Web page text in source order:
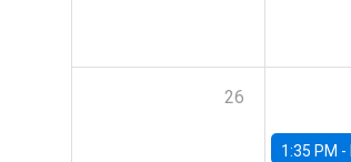
26
1:35 PM -